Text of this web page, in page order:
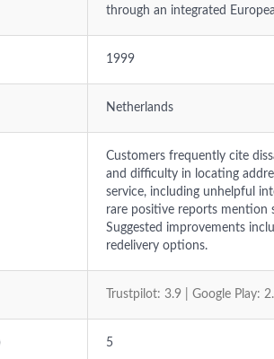
through an integrated
1999
Netherlands
Customers frequently cite
and difficulty in locating
service, including unhelpful
rare positive reports mention
Suggested improvements
redelivery options.
Trustpilot: 3.9 | Google Play:
5